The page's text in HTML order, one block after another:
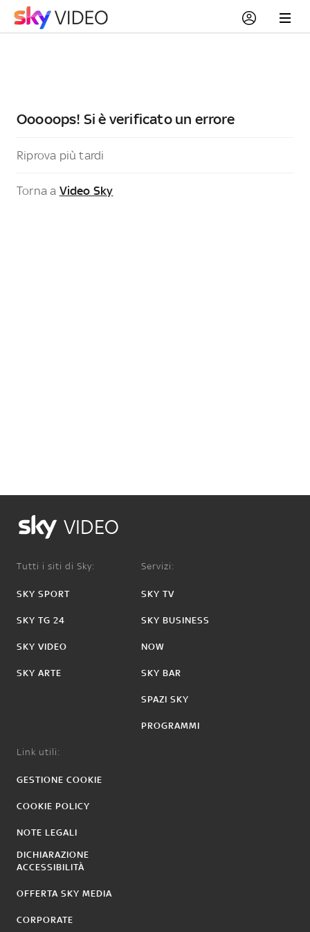
Ooooops! Si è verificato un errore
Riprova più tardi
Torna a Video Sky
VIDEO
Tutti i siti di Sky:
SKY SPORT
SKY TG 24
SKY VIDEO
SKY ARTE
Servizi:
SKY TV
SKY BUSINESS
NOW
SKY BAR
SPAZI SKY
PROGRAMMI
Link utili:
GESTIONE COOKIE
COOKIE POLICY
NOTE LEGALI
DICHIARAZIONE
ACCESSIBILITÀ
OFFERTA SKY MEDIA
CORPORATE